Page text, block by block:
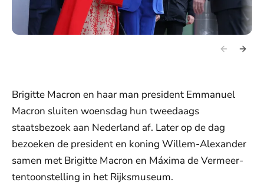
Brigitte Macron en haar man president Emmanuel
Macron sluiten woensdag hun tweedaags
staatsbezoek aan Nederland af. Later op de dag
bezoeken de president en koning Willem-Alexander
samen met Brigitte Macron en Máxima de Vermeer-
tentoonstelling in het Rijksmuseum.